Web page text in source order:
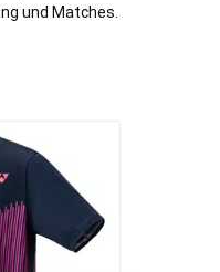
und Matches.